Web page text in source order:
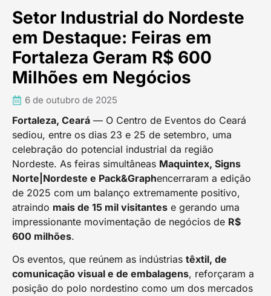
Setor Industrial do Nordeste
em Destaque: Feiras em
Fortaleza Geram R$ 600
Milhões em Negócios
6 de outubro de 2025
Fortaleza, Ceará — O Centro de Eventos do Ceará
sediou, entre os dias 23 e 25 de setembro, uma
celebração do potencial industrial da região
Nordeste. As feiras simultâneas Maquintex, Signs
Norte|Nordeste e Pack&Graphencerraram a edição
de 2025 com um balanço extremamente positivo,
atraindo mais de 15 mil visitantes e gerando uma
impressionante movimentação de negócios de R$
600 milhões.
Os eventos, que reúnem as indústrias têxtil, de
comunicação visual e de embalagens, reforçaram a
posição do polo nordestino como um dos mercados